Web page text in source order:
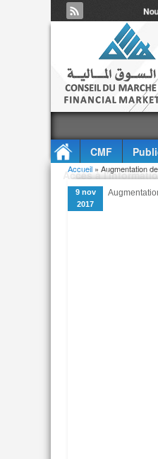
CMF
Accès à
Vous êtes ici
Accueil » Augmentation
9 nov
2017